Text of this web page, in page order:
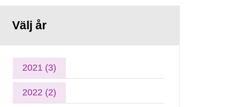
Välj år
2021 (3)
2022 (2)